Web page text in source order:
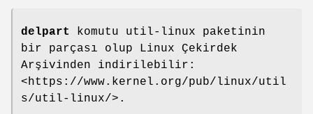
delpart
komutu util-linux paketinin
bir parçası olup Linux Çekirdek
Arşivinden indirilebilir:
<https://www.kernel.org/pub/linux/util
s/util-linux/>.